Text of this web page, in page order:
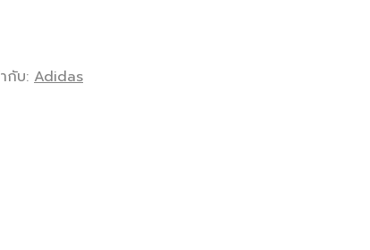
กับ: Adidas